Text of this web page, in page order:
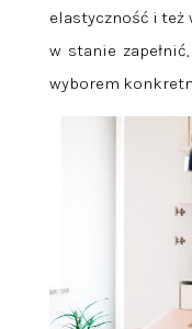
elastyczność i
w stanie
wyborem